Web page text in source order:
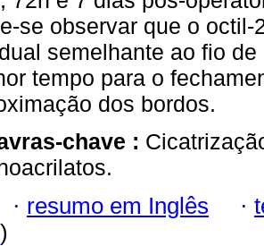
se observar que o
semelhante ao fio
tempo para o
dos bordos.
chave :
· resumo em Inglês ·
)